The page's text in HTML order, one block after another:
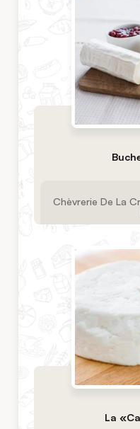
Chèvrerie De La
La